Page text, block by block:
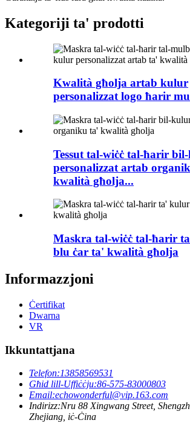
Kategoriji ta' prodotti
Kwalità għolja artab kulur
personalizzat logo ħarir
Tessut tal-wiċċ tal-ħarir
personalizzat artab
kwalità għolja...
Maskra tal-wiċċ tal-ħarir
blu ċar ta' kwalità għolja
Informazzjoni
Ċertifikat
Dwarna
VR
Ikkuntattjana
Telefon:13858569531
Għid lill-Uffiċċju:86-575-83000803
Email:echowonderful@vip.163.com
Indirizz:Nru 88 Xingwang Street,
Zhejiang, iċ-Ċina